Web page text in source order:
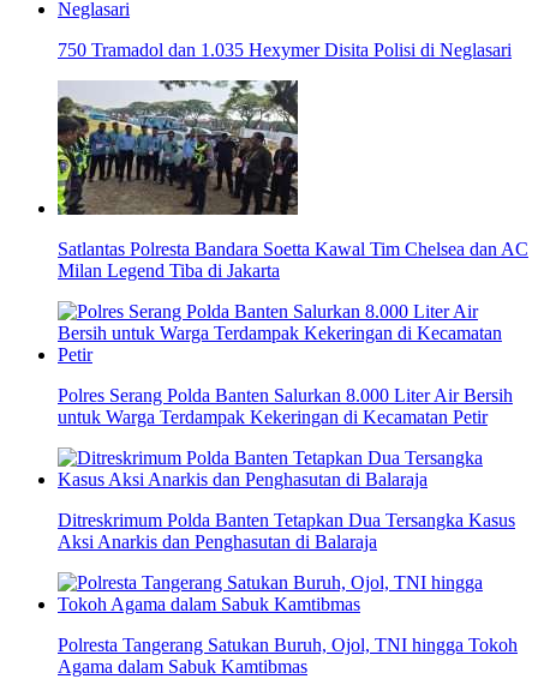
750 Tramadol dan 1.035 Hexymer Disita Polisi di Neglasari
Satlantas Polresta Bandara Soetta Kawal Tim Chelsea dan AC
Milan Legend Tiba di Jakarta
Polres Serang Polda Banten Salurkan 8.000 Liter Air Bersih
untuk Warga Terdampak Kekeringan di Kecamatan Petir
Ditreskrimum Polda Banten Tetapkan Dua Tersangka Kasus
Aksi Anarkis dan Penghasutan di Balaraja
Polresta Tangerang Satukan Buruh, Ojol, TNI hingga Tokoh
Agama dalam Sabuk Kamtibmas